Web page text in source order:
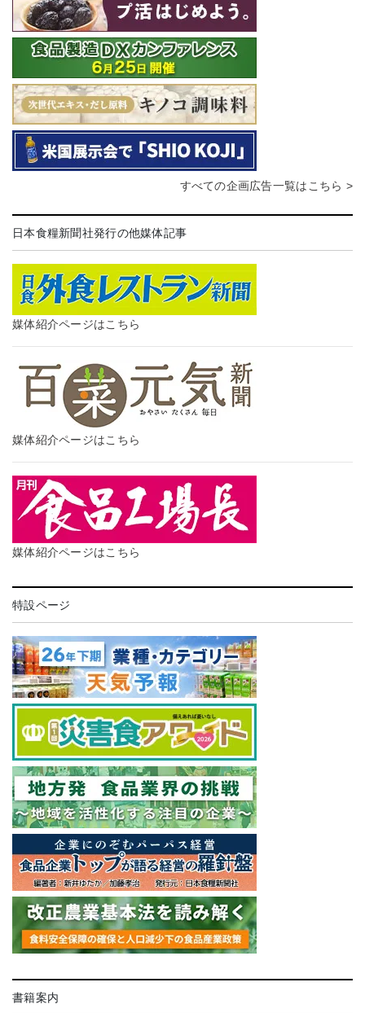
すべての企画広告一覧はこちら >
日本食糧新聞社発行の他媒体記事
媒体紹介ページはこちら
媒体紹介ページはこちら
媒体紹介ページはこちら
特設ページ
書籍案内